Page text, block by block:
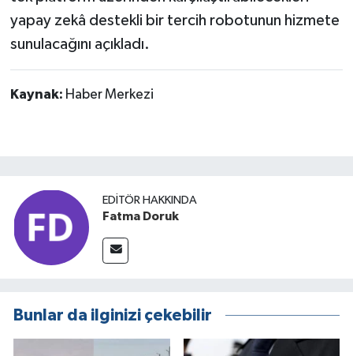
yapay zekâ destekli bir tercih robotunun hizmete
sunulacağını açıkladı.
Kaynak: Haber Merkezi
EDITÖR HAKKINDA
Fatma Doruk
Bunlar da ilginizi çekebilir